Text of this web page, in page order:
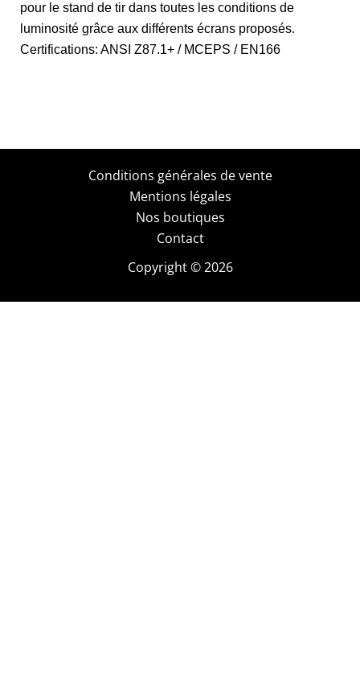
pour le stand de tir dans toutes les conditions de
luminosité grâce aux différents écrans proposés.
Certifications: ANSI Z87.1+ / MCEPS / EN166
Conditions générales de vente
Mentions légales
Nos boutiques
Contact
Copyright © 2026